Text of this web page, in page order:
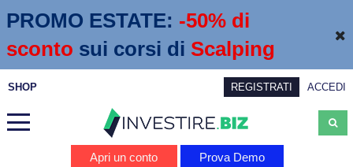
PROMO ESTATE: -50% di
sconto sui corsi di Scalping
SHOP REGISTRATI ACCEDI
Apri un conto Prova Demo